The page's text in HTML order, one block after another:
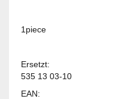
1piece
Ersetzt:
535 13 03-10
EAN: